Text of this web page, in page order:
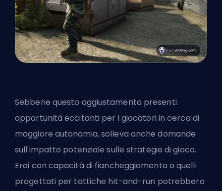
Sebbene questo aggiustamento presenti
opportunità eccitanti per i giocatori in cerca di
maggiore autonomia, solleva anche domande
sull'impatto potenziale sulle strategie di gioco.
Eroi con capacità di fiancheggiamento o quelli
progettati per tattiche hit-and-run potrebbero